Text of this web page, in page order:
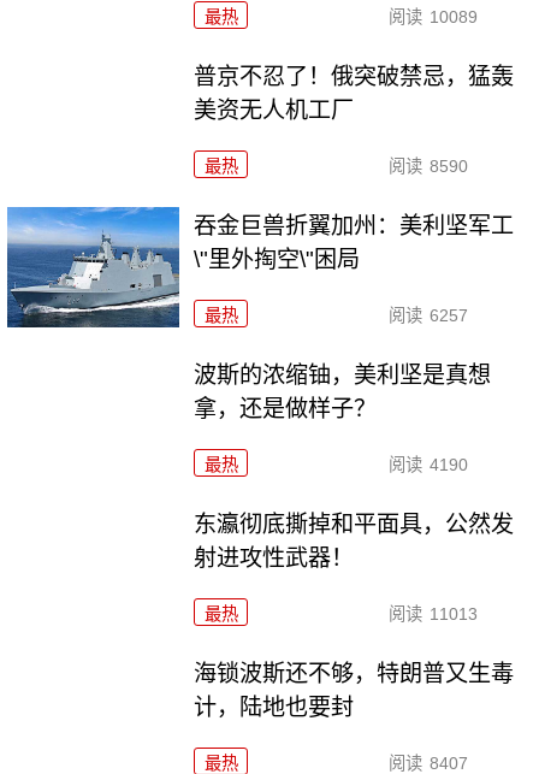
最热 阅读 10089
普京不忍了！俄突破禁忌，猛轰
美资无人机工厂
最热 阅读 8590
吞金巨兽折翼加州：美利坚军工
\"里外掏空\"困局
最热 阅读 6257
波斯的浓缩铀，美利坚是真想
拿，还是做样子？
最热 阅读 4190
东瀛彻底撕掉和平面具，公然发
射进攻性武器！
最热 阅读 11013
海锁波斯还不够，特朗普又生毒
计，陆地也要封
最热 阅读 8407